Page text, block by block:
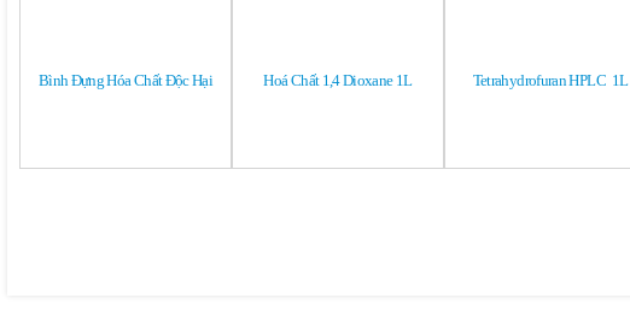
Bình Đựng Hóa Chất Độc Hại Hoá Chất 1,4 Dioxane 1L Tetrahydrofuran HPLC  1L